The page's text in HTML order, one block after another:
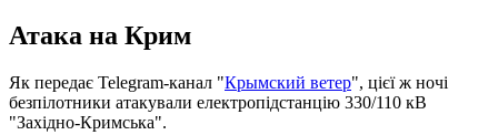
Атака на Крим
Як передає Telegram-канал "Крымский ветер", цієї ж ночі
безпілотники атакували електропідстанцію 330/110 кВ
"Західно-Кримська".